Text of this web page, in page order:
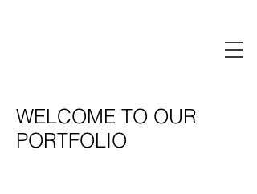
WELCOME TO OUR
PORTFOLIO